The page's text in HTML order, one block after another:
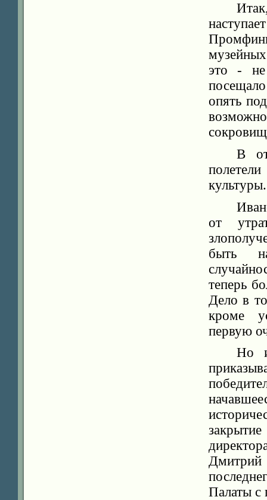
это - не
опять
В
культуры.
от
быть
теперь
Дело в
кроме
первую
Но
Палаты с